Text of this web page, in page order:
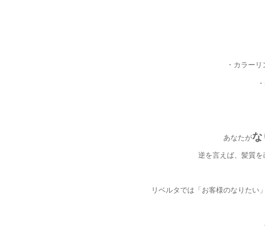
・カラーリ
あなたがな
逆を言えば、髪質を
リベルタでは「お客様のなりたい